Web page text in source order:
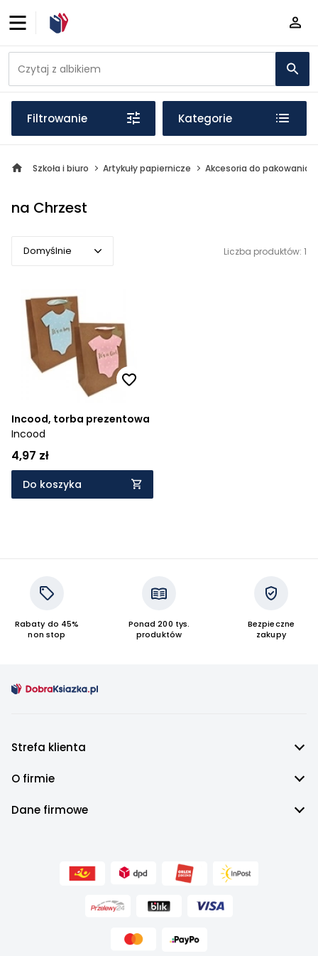
Filtrowanie Kategorie
Szkoła i biuro Artykuły papiernicze Akcesoria do pakowania
na Chrzest
Domyślnie
Popularne
Cena rosnąco
Cena malejąco
Od najnowszych
Od najstarszych
Liczba produktów: 1
Incood, torba prezentowa
Incood
4,97 zł
Do koszyka
Rabaty do 45%
non stop
Ponad 200 tys.
produktów
Bezpieczne
zakupy
Strefa klienta
O firmie
Dane firmowe